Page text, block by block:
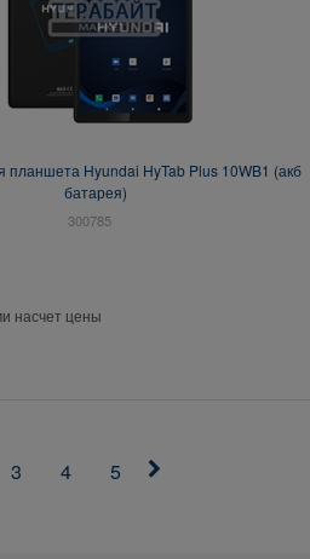
планшета Hyundai HyTab Plus 10WB1 (акб
батарея)
300785
насчет цены
3 4 5